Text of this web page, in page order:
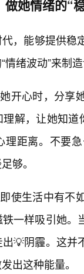
她情绪的“
，能够提供稳
情绪波动”来制
开心时，分
解，让她知
理距离。不要
够。
使生活中有
一样吸引她
💡阴霾。这
出这种能量。